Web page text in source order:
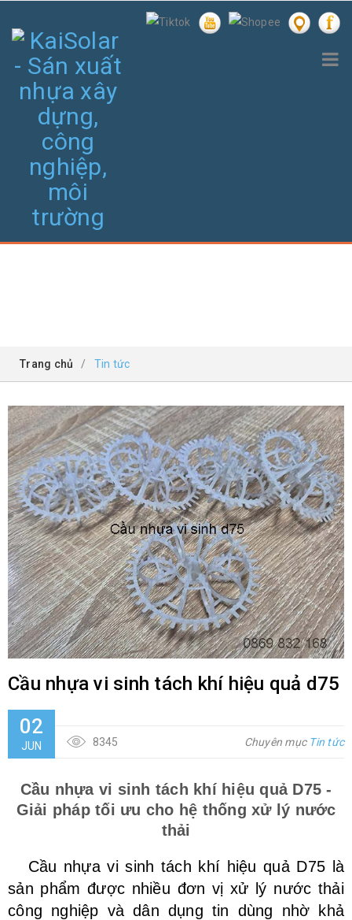
Trang chủ / Tin tức
Cầu nhựa vi sinh tách khí hiệu quả d75
02
JUN 8345 Chuyên mục Tin tức
Cầu nhựa vi sinh tách khí hiệu quả D75 -
Giải pháp tối ưu cho hệ thống xử lý nước
thải
Cầu nhựa vi sinh tách khí hiệu quả D75 là
sản phẩm được nhiều đơn vị xử lý nước thải
công nghiệp và dân dụng tin dùng nhờ khả